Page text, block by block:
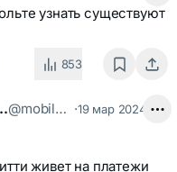
узнать существуют
853
Андреев @mobilekid ·19 мар 2024
живет на платежи